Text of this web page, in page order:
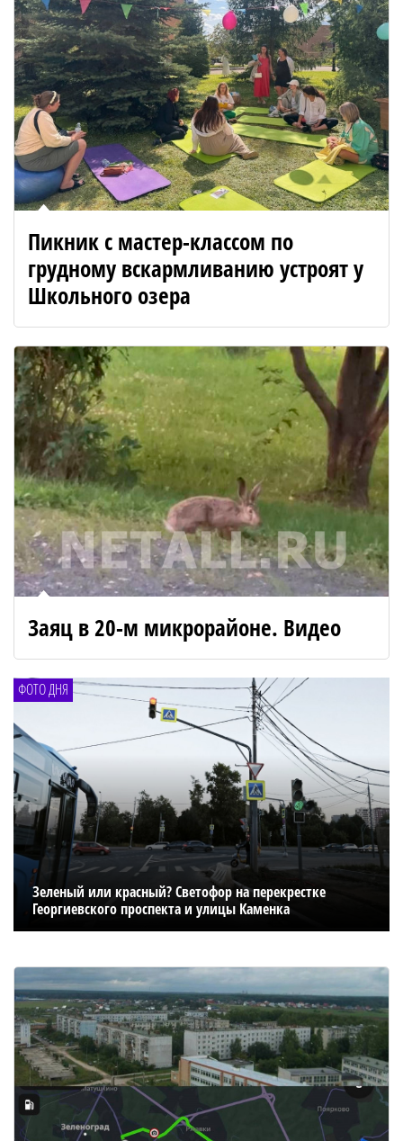
Пикник с мастер-классом по
грудному вскармливанию устроят у
Школьного озера
Заяц в 20-м микрорайоне. Видео
ФОТО ДНЯ
Зеленый или красный? Светофор на перекрестке
Георгиевского проспекта и улицы Каменка